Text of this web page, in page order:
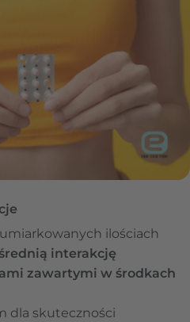
ilościach
interakcję
zawartymi w środkach
dla skuteczności